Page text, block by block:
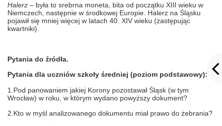
Halerz – była to srebrna moneta, bita od początku XIII wieku w
Niemczech, następnie w środkowej Europie. Halerz na Śląsku
pojawił się mniej więcej w latach 40. XIV wieku (zastępując
kwartniki).
Pytania do źródła.
Pytania dla uczniów szkoły średniej (poziom podstawowy):
1.Pod panowaniem jakiej Korony pozostawał Śląsk (w tym
Wrocław) w roku, w którym wydano powyższy dokument?
2.Kto w myśl analizowanego dokumentu miał prawo do żebrania?